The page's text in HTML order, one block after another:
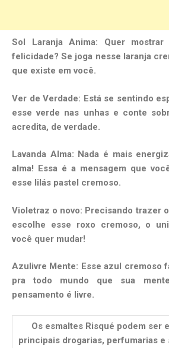
Sol Laranja Anima: Quer
felicidade? Se joga nesse laranja
que existe em você.
Ver de Verdade: Está se sentindo
esse verde nas unhas e conte
acredita, de verdade.
Lavanda Alma: Nada é mais
alma! Essa é a mensagem que
esse lilás pastel cremoso.
Violetraz o novo: Precisando trazer
escolhe esse roxo cremoso, o
você quer mudar!
Azulivre Mente: Esse azul cremoso
pra todo mundo que sua
pensamento é livre.
Os esmaltes Risqué podem ser
principais drogarias, perfumarias e